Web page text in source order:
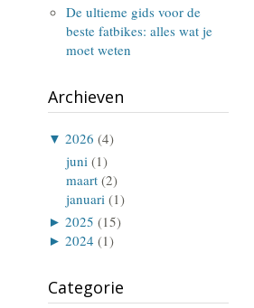
De ultieme gids voor de
beste fatbikes: alles wat je
moet weten
Archieven
▼ 2026 (4)
juni (1)
maart (2)
januari (1)
► 2025 (15)
► 2024 (1)
Categorie